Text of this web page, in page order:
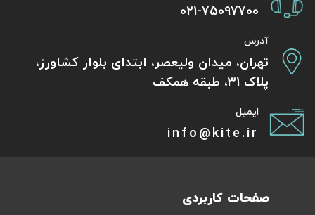
021-75097700
آدرس
تهران، میدان ولیعصر، ابتدای بلوار کشاورز،
پلاک 31، طبقه همکف
ایمیل
info@kite.ir
صفحات کاربردی